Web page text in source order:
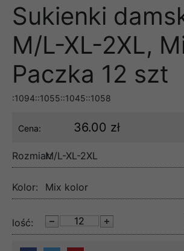
Sukienki
M/L-XL-2XL,
Paczka 12 szt
:1094::1055::1045::1058
Cena: 36.00 zł
Rozmiar:M/L-XL-2XL
Kolor: Mix kolor
lość: